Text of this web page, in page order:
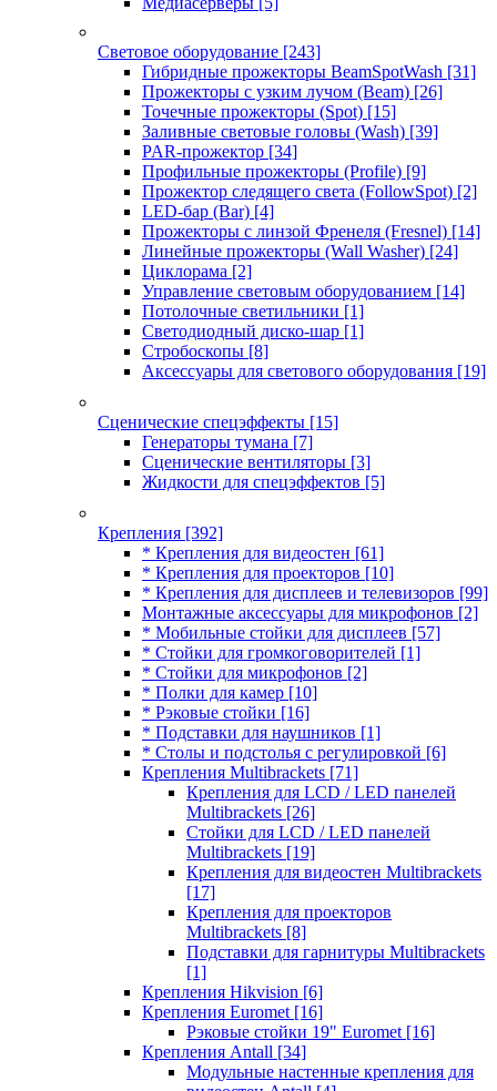
Световое оборудование [243]
Гибридные прожекторы BeamSpotWash [31]
Прожекторы с узким лучом (Beam) [26]
Точечные прожекторы (Spot) [15]
Заливные световые головы (Wash) [39]
PAR-прожектор [34]
Профильные прожекторы (Profile) [9]
Прожектор следящего света (FollowSpot) [2]
LED-бар (Bar) [4]
Прожекторы с линзой Френеля (Fresnel) [14]
Линейные прожекторы (Wall Washer) [24]
Циклорама [2]
Управление световым оборудованием [14]
Потолочные светильники [1]
Светодиодный диско-шар [1]
Стробоскопы [8]
Аксессуары для светового оборудования [19]
Сценические спецэффекты [15]
Генераторы тумана [7]
Сценические вентиляторы [3]
Жидкости для спецэффектов [5]
Крепления [392]
* Крепления для видеостен [61]
* Крепления для проекторов [10]
* Крепления для дисплеев и телевизоров [99]
Монтажные аксессуары для микрофонов [2]
* Мобильные стойки для дисплеев [57]
* Стойки для громкоговорителей [1]
* Стойки для микрофонов [2]
* Полки для камер [10]
* Рэковые стойки [16]
* Подставки для наушников [1]
* Столы и подстолья с регулировкой [6]
Крепления Multibrackets [71]
Крепления для LCD / LED панелей
Multibrackets [26]
Стойки для LCD / LED панелей
Multibrackets [19]
Крепления для видеостен Multibrackets
[17]
Крепления для проекторов
Multibrackets [8]
Подставки для гарнитуры Multibrackets
[1]
Крепления Hikvision [6]
Крепления Euromet [16]
Рэковые стойки 19" Euromet [16]
Крепления Antall [34]
Модульные настенные крепления для